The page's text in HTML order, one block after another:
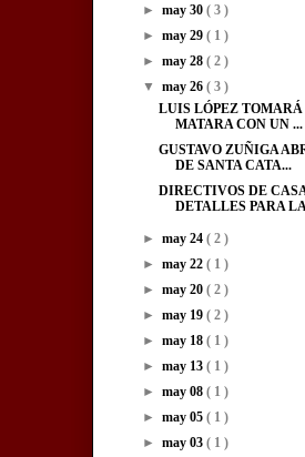
► may 30 ( 3 )
► may 29 ( 1 )
► may 28 ( 2 )
▼ may 26 ( 3 )
LUIS LÓPEZ
MATARA CON UN ...
GUSTAVO ZUÑIGA
DE SANTA CATA...
DIRECTIVOS DE
DETALLES PARA
► may 24 ( 2 )
► may 22 ( 1 )
► may 20 ( 2 )
► may 19 ( 2 )
► may 18 ( 1 )
► may 13 ( 1 )
► may 08 ( 1 )
► may 05 ( 1 )
► may 03 ( 1 )